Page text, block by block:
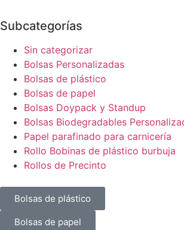
Subcategorías
Sin categorizar
Bolsas Personalizadas
Bolsas de plástico
Bolsas de papel
Bolsas Doypack y Standup
Bolsas Biodegradables
Papel parafinado para carnicería
Rollo Bobinas de plástico burbuja
Rollos de Precinto
Bolsas de plástico
Bolsas de papel